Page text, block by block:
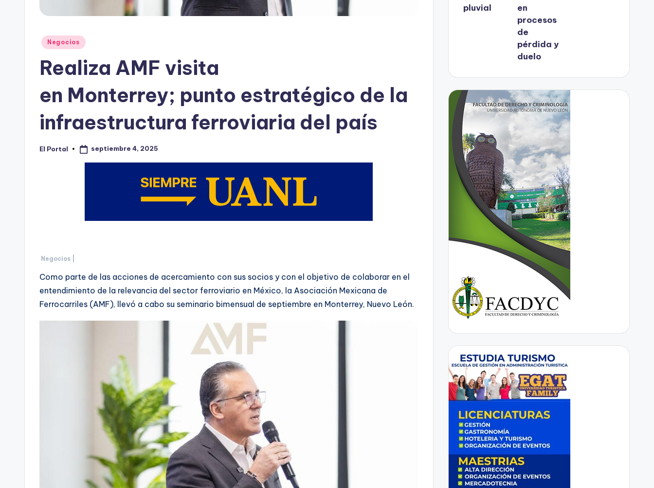
Publicado
Negocios
Realiza AMF visita
en Monterrey; punto estratégico de la
infraestructura ferroviaria del país
Publicado
El Portal septiembre 4, 2025
Negocios |
Como parte de las acciones de acercamiento con sus socios y con el objetivo de colaborar en el
entendimiento de la relevancia del sector ferroviario en México, la Asociación Mexicana de
Ferrocarriles (AMF), llevó a cabo su seminario bimensual de septiembre en Monterrey, Nuevo León.
pluvial
en
procesos
de
pérdida y
duelo